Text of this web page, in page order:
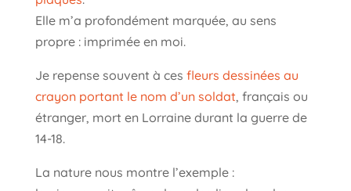
Elle m’a profondément marquée, au sens
propre : imprimée en moi.
Je repense souvent à ces fleurs dessinées au
crayon portant le nom d’un soldat, français ou
étranger, mort en Lorraine durant la guerre de
14-18.
La nature nous montre l’exemple :